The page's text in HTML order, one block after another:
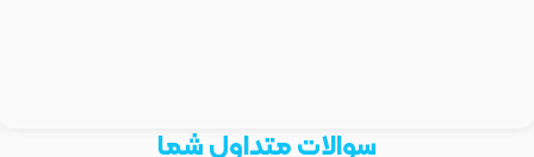
سوالات متداول شما